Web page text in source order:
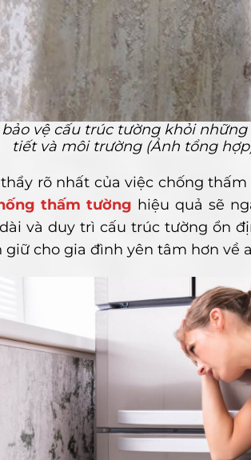
vệ cấu trúc tường khỏi
tiết và môi trường (Ảnh tổng
rõ nhất của việc chống
thấm tường hiệu quả sẽ
và duy trì cấu trúc tường ổn
cho gia đình yên tâm hơn về